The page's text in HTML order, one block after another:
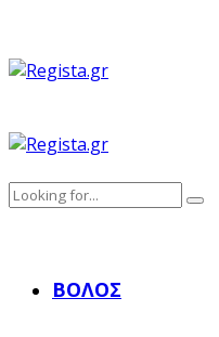
ΒΌΛΟΣ